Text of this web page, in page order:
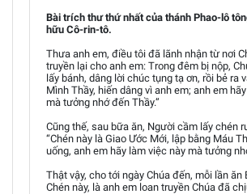
Bài trích thư thứ nhất của thánh Phao-lô
hữu Cô-rin-tô.
Thưa anh em, điều tôi đã lãnh nhận từ nơi
truyền lại cho anh em: Trong đêm bị nộp,
lấy bánh, dâng lời chúc tụng tạ ơn, rồi bẻ ra
Mình Thầy, hiến dâng vì anh em; anh em
mà tưởng nhớ đến Thầy.”
Cũng thế, sau bữa ăn, Người cầm lấy chén
“Chén này là Giao Ước Mới, lập bằng Máu
uống, anh em hãy làm việc này mà tưởng
Thật vậy, cho tới ngày Chúa đến, mỗi lần ăn
Chén này, là anh em loan truyền Chúa đã